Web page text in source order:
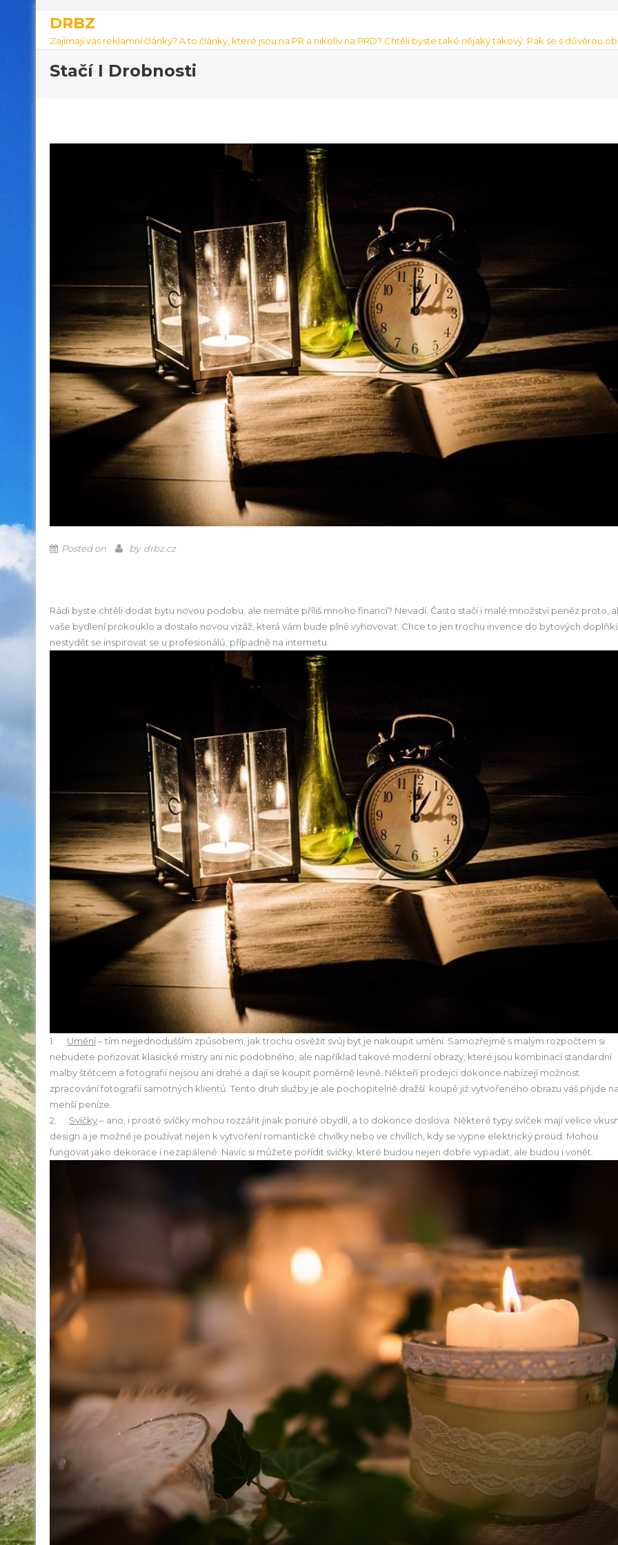
DRBZ
Zajímají vás reklamní články? A to články, které jsou na PR a nikoliv na PRD? Chtěli byste také nějaký takový. Pak se s důvěrou
Stačí I Drobnosti
Posted on by drbz.cz
Rádi byste chtěli dodat bytu novou podobu, ale nemáte příliš mnoho financí? Nevadí. Často stačí i malé množství peněz proto,
vaše bydlení prokouklo a dostalo novou vizáž, která vám bude plně vyhovovat. Chce to jen trochu invence do bytových
nestydět se inspirovat se u profesionálů, případně na internetu.
1. Umění– tím nejjednodušším způsobem, jak trochu osvěžit svůj byt je nakoupit umění. Samozřejmě s malým rozpočtem si
nebudete pořizovat klasické mistry ani nic podobného, ale například takové moderní obrazy, které jsou kombinací standardní
malby štětcem a fotografií nejsou ani drahé a dají se koupit poměrně levně. Někteří prodejci dokonce nabízejí možnost
zpracování fotografií samotných klientů. Tento druh služby je ale pochopitelně dražší. koupě již vytvořeného obrazu váš přijde
menší peníze.
2. Svíčky– ano, i prosté svíčky mohou rozzářit jinak ponuré obydlí, a to dokonce doslova. Některé typy svíček mají velice
design a je možné je používat nejen k vytvoření romantické chvilky nebo ve chvílích, kdy se vypne elektrický proud. Mohou
fungovat jako dekorace i nezapálené. Navíc si můžete pořídit svíčky, které budou nejen dobře vypadat, ale budou i vonět.